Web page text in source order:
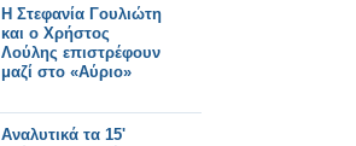
Η Στεφανία Γουλιώτη
και ο Χρήστος
Λούλης επιστρέφουν
μαζί στο «Αύριο»
Αναλυτικά τα 15'